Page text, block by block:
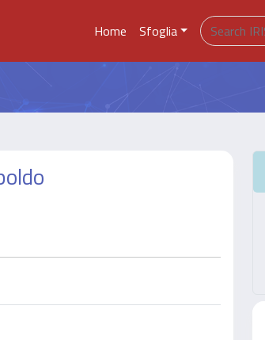
Home Sfoglia